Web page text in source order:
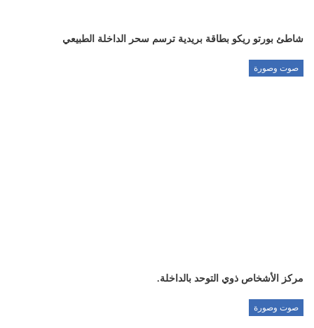
شاطئ بورتو ريكو بطاقة بريدية ترسم سحر الداخلة الطبيعي
صوت وصورة
مركز الأشخاص ذوي التوحد بالداخلة.
صوت وصورة